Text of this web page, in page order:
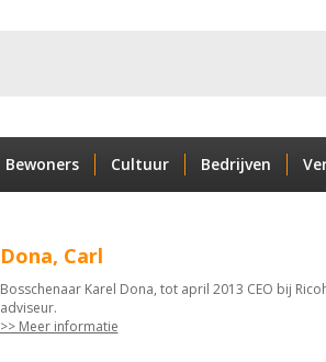
Bewoners Cultuur Bedrijven
Dona, Carl
Bosschenaar Karel Dona, tot april 2013 CEO bij
adviseur.
>> Meer informatie